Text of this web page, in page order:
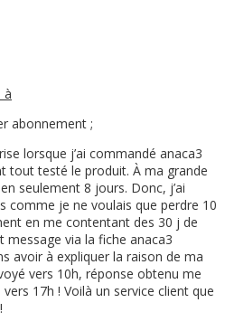
à
abonnement ;
lorsque j’ai commandé anaca3
tout testé le produit. À ma grande
seulement 8 jours. Donc, j’ai
comme je ne voulais que perdre 10
en me contentant des 30 j de
message via la fiche anaca3
avoir à expliquer la raison de ma
vers 10h, réponse obtenu me
17h ! Voilà un service client que